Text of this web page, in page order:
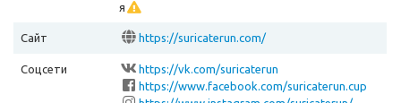
я
Сайт https://suricaterun.com/
Соцсети
https://vk.com/suricaterun
https://www.facebook.com/suricaterun.cup